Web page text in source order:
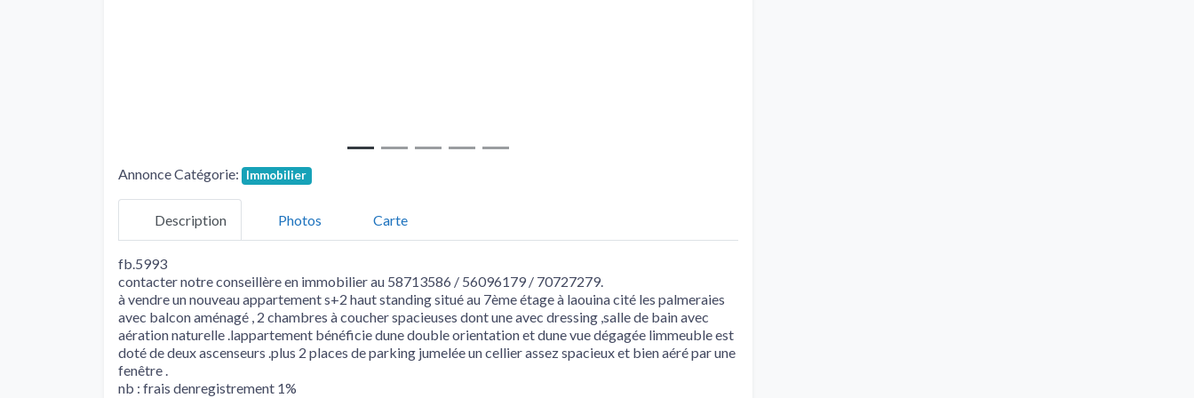
Annonce Catégorie: Immobilier
Description Photos Carte
fb.5993
contacter notre conseillère en immobilier au 58713586 / 56096179 / 70727279.
à vendre un nouveau appartement s+2 haut standing situé au 7ème étage à laouina cité les palmeraies
avec balcon aménagé , 2 chambres à coucher spacieuses dont une avec dressing ,salle de bain avec
aération naturelle .lappartement bénéficie dune double orientation et dune vue dégagée limmeuble est
doté de deux ascenseurs .plus 2 places de parking jumelée un cellier assez spacieux et bien aéré par une
fenêtre .
nb : frais denregistrement 1%